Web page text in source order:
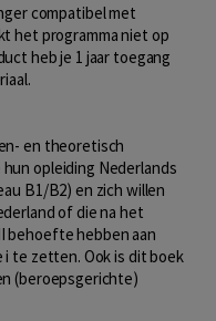
compatibel met
het programma niet op
heb je 1 jaar toegang
en theoretisch
opleiding Nederlands
B1/B2) en zich willen
of die na het
behoefte hebben aan
te zetten. Ook is dit boek
(beroepsgerichte)